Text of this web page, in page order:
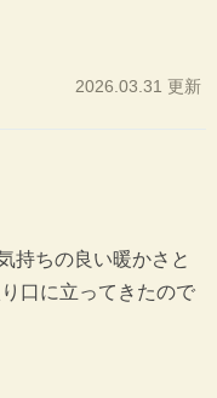
2026.03.31 更新
持ちの良い暖かさと
口に立ってきたので